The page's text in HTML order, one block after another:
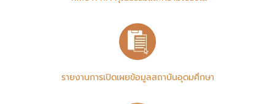
รายงานการเปิดเผยข้อมูลสถาบันอุดมศึกษา